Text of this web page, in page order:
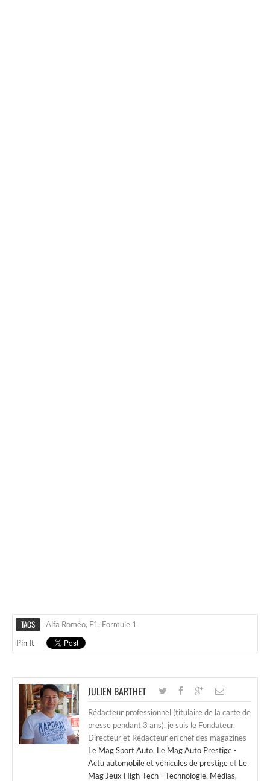
TAGS Alfa Roméo, F1, Formule 1
Pin It
JULIEN BARTHET
Rédacteur professionnel (titulaire de la carte de
presse pendant 3 ans), je suis le Fondateur,
Directeur et Rédacteur en chef des magazines
Le Mag Sport Auto, Le Mag Auto Prestige -
Actu automobile et véhicules de prestigeet Le
Mag Jeux High-Tech - Technologie, Médias,